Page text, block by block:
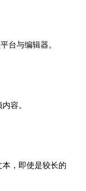
台与编辑器。
容。
，即使是较长的